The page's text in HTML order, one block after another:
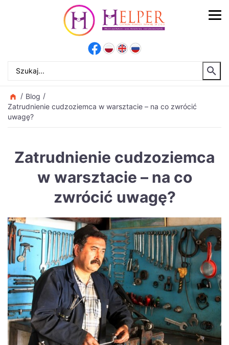
Blog
Zatrudnienie cudzoziemca w warsztacie – na co zwrócić
uwagę?
Zatrudnienie cudzoziemca
w warsztacie – na co
zwrócić uwagę?